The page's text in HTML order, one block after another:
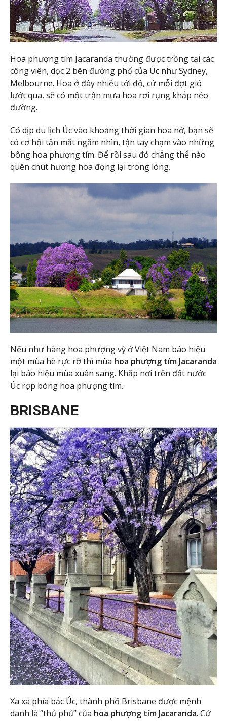
Hoa phượng tím Jacaranda thường được trồng tại các
công viên, dọc 2 bên đường phố của Úc như Sydney,
Melbourne. Hoa ở đây nhiều tới độ, cứ mỗi đợt gió
lướt qua, sẽ có một trận mưa hoa rơi rụng khắp nẻo
đường.
Có dịp du lịch Úc vào khoảng thời gian hoa nở, bạn sẽ
có cơ hội tận mắt ngắm nhìn, tận tay chạm vào những
bông hoa phượng tím. Để rồi sau đó chẳng thể nào
quên chút hương hoa đọng lại trong lòng.
Nếu như hàng hoa phượng vỹ ở Việt Nam báo hiệu
một mùa hè rực rỡ thì mùa hoa phượng tím Jacaranda
lại báo hiệu mùa xuân sang. Khắp nơi trên đất nước
Úc rợp bóng hoa phượng tím.
BRISBANE
Xa xa phía bắc Úc, thành phố Brisbane được mệnh
danh là “thủ phủ” của hoa phượng tím Jacaranda. Cứ